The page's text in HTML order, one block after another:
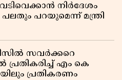
നിർദേശം
പലതും പറയുമെന്ന് മന്ത്രി
സവർക്കറെ
എം കെ
പ്രതികരണം